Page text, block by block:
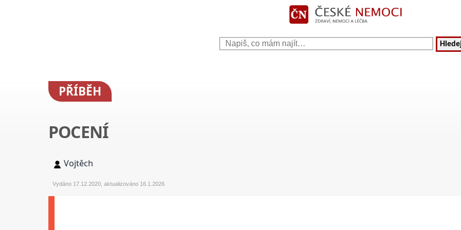
PŘÍBĚH
POCENÍ
Vojtěch
Vydáno 17.12.2020, aktualizováno 16.1.2026